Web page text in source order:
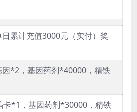
日累计充值3000元（实付）奖
因*2，基因药剂*40000，精铁
卡*1，基因药剂*30000，精铁